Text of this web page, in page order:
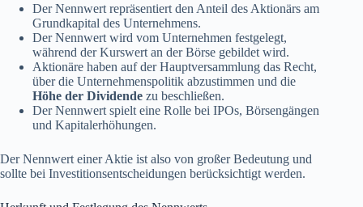
Der Nennwert repräsentiert den Anteil des Aktionärs am
Grundkapital des Unternehmens.
Der Nennwert wird vom Unternehmen festgelegt,
während der Kurswert an der Börse gebildet wird.
Aktionäre haben auf der Hauptversammlung das Recht,
über die Unternehmenspolitik abzustimmen und die
Höhe der Dividende zu beschließen.
Der Nennwert spielt eine Rolle bei IPOs, Börsengängen
und Kapitalerhöhungen.
Der Nennwert einer Aktie ist also von großer Bedeutung und
sollte bei Investitionsentscheidungen berücksichtigt werden.